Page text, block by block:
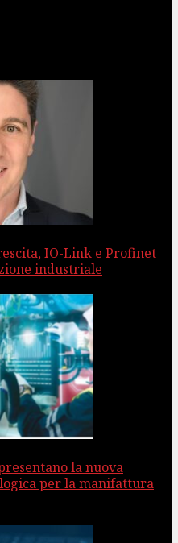
IO-Link e Profinet
industriale
la nuova
per la manifattura